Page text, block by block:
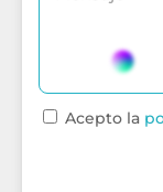
Acepto la